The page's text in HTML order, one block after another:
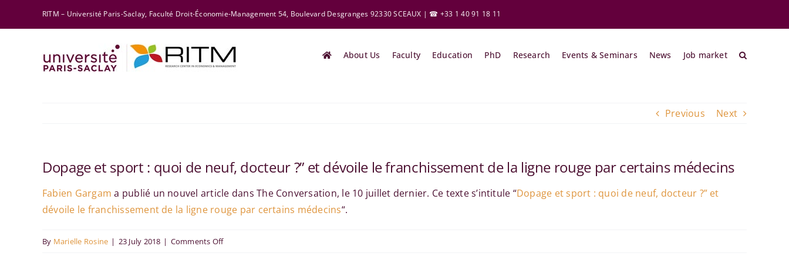
RITM – Université Paris-Saclay, Faculté Droit-Économie-Management 54, Boulevard Desgranges 92330 SCEAUX | ☎ +33 1 40 91 18 11
About Us Faculty Education PhD Research Events & Seminars News Job market
Previous Next
Dopage et sport : quoi de neuf, docteur ?” et dévoile le franchissement de la ligne rouge par certains médecins
Fabien Gargam a publié un nouvel article dans The Conversation, le 10 juillet dernier. Ce texte s’intitule “Dopage et sport : quoi de neuf, docteur ?” et
dévoile le franchissement de la ligne rouge par certains médecins“.
By Marielle Rosine | 23 July 2018 | Comments Offon